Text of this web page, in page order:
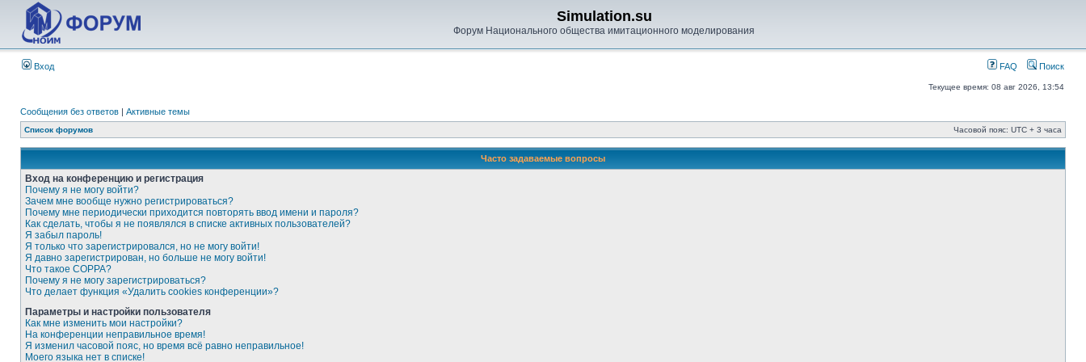
Simulation.su
Форум Национального общества имитационного моделирования
Вход FAQ Поиск
Текущее время: 08 авг 2026, 13:54
Сообщения без ответов | Активные темы
Список форумов Часовой пояс: UTC + 3 часа
Часто задаваемые вопросы
Вход на конференцию и регистрация
Почему я не могу войти?
Зачем мне вообще нужно регистрироваться?
Почему мне периодически приходится повторять ввод имени и пароля?
Как сделать, чтобы я не появлялся в списке активных пользователей?
Я забыл пароль!
Я только что зарегистрировался, но не могу войти!
Я давно зарегистрирован, но больше не могу войти!
Что такое COPPA?
Почему я не могу зарегистрироваться?
Что делает функция «Удалить cookies конференции»?
Параметры и настройки пользователя
Как мне изменить мои настройки?
На конференции неправильное время!
Я изменил часовой пояс, но время всё равно неправильное!
Моего языка нет в списке!